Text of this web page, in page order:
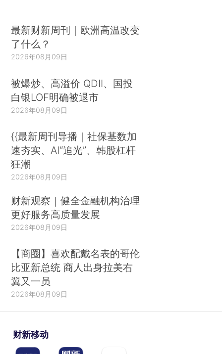
最新财新周刊｜欧洲高温改变
了什么？
2026年08月09日
被爆炒、高溢价 QDII、国投
白银LOF明确被退市
2026年08月09日
{{最新周刊导播｜社保基数加
速夯实、AI“追光”、韩股杠杆
狂潮
2026年08月09日
财新观察｜健全金融机构治理
更好服务高质量发展
2026年08月09日
【商圈】喜欢配戴名表的哥伦
比亚新总统 商人出身拉美右
翼又一员
2026年08月09日
财新移动